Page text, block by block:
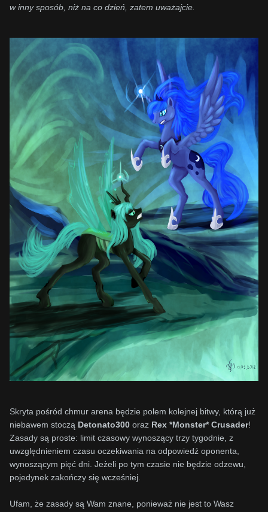
w inny sposób, niż na co dzień, zatem uważajcie.
Skryta pośród chmur arena będzie polem kolejnej bitwy, którą już
niebawem stoczą Detonato300 oraz Rex *Monster* Crusader!
Zasady są proste: limit czasowy wynoszący trzy tygodnie, z
uwzględnieniem czasu oczekiwania na odpowiedź oponenta,
wynoszącym pięć dni. Jeżeli po tym czasie nie będzie odzewu,
pojedynek zakończy się wcześniej.
Ufam, że zasady są Wam znane, ponieważ nie jest to Wasz